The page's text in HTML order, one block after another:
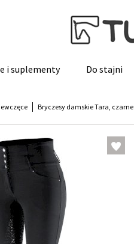
i suplementy Do stajni
Bryczesy damskie Tara, czarne